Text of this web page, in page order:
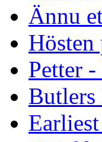
Ännu
Hösten
Petter
Butlers